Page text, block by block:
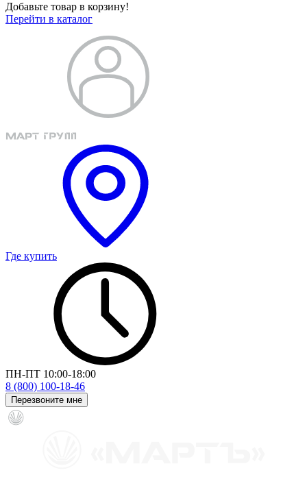
Добавьте товар в корзину!
Перейти в каталог
Где купить
ПН-ПТ 10:00-18:00
8 (800) 100-18-46
Перезвоните мне